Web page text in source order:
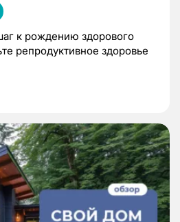
к рождению здорового
репродуктивное здоровье